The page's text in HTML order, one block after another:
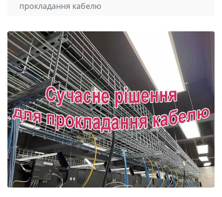
прокладання кабелю